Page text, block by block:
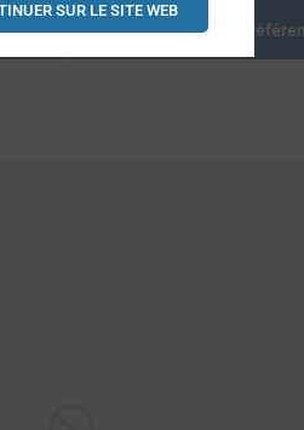
Documents de
SUR LE SITE WEB